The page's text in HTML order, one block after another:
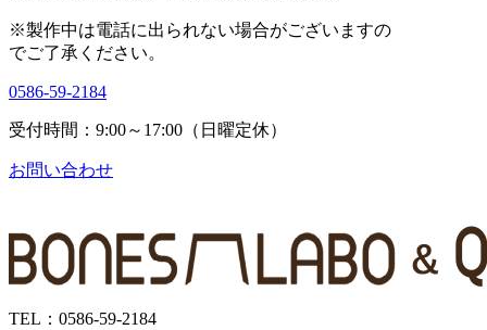
※製作中は電話に出られない場合がございますの
でご了承ください。
0586-59-2184
受付時間：9:00～17:00（日曜定休）
お問い合わせ
TEL：0586-59-2184